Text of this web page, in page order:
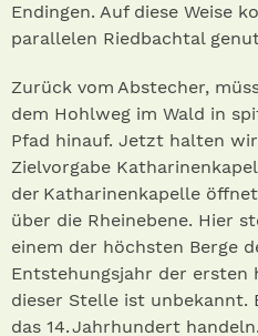
Endingen. Auf diese Weise
parallelen Riedbachtal
Zurück vom Abstecher,
dem Hohlweg im Wald in
Pfad hinauf. Jetzt halten
Zielvorgabe
der Katharinenkapelle
über die Rheinebene. Hier
einem der höchsten Berge
Entstehungsjahr der ersten
dieser Stelle ist unbekannt.
das 14. Jahrhundert